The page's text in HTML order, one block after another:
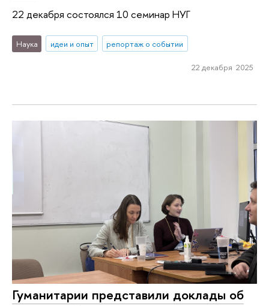
22 декабря состоялся 10 семинар НУГ
Наука идеи и опыт репортаж о событии
22 декабря 2025
Гуманитарии представили доклады об